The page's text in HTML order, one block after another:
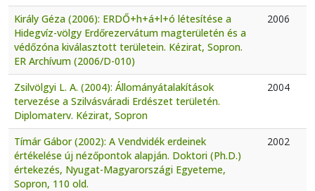
Király Géza (2006): ERDŐ+h+á+l+ó létesítése a
Hidegvíz-völgy Erdőrezervátum magterületén és a
védőzóna kiválasztott területein. Kézirat, Sopron.
ER Archívum (2006/D-010)
2006
Zsilvölgyi L. A. (2004): Állományátalakítások
tervezése a Szilvásváradi Erdészet területén.
Diplomaterv. Kézirat, Sopron
2004
Tímár Gábor (2002): A Vendvidék erdeinek
értékelése új nézőpontok alapján. Doktori (Ph.D.)
értekezés, Nyugat-Magyarországi Egyeteme,
Sopron, 110 old.
2002